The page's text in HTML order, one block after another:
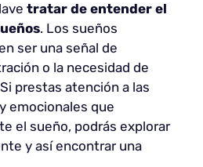
tratar de entender el
. Los sueños
ser una señal de
o la necesidad de
prestas atención a las
emocionales que
el sueño, podrás explorar
y así encontrar una